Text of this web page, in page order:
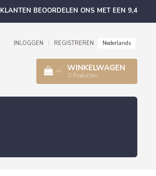
KLANTEN BEOORDELEN ONS MET EEN 9,4
INLOGGEN REGISTREREN Nederlands
WINKELWAGEN
0 Producten